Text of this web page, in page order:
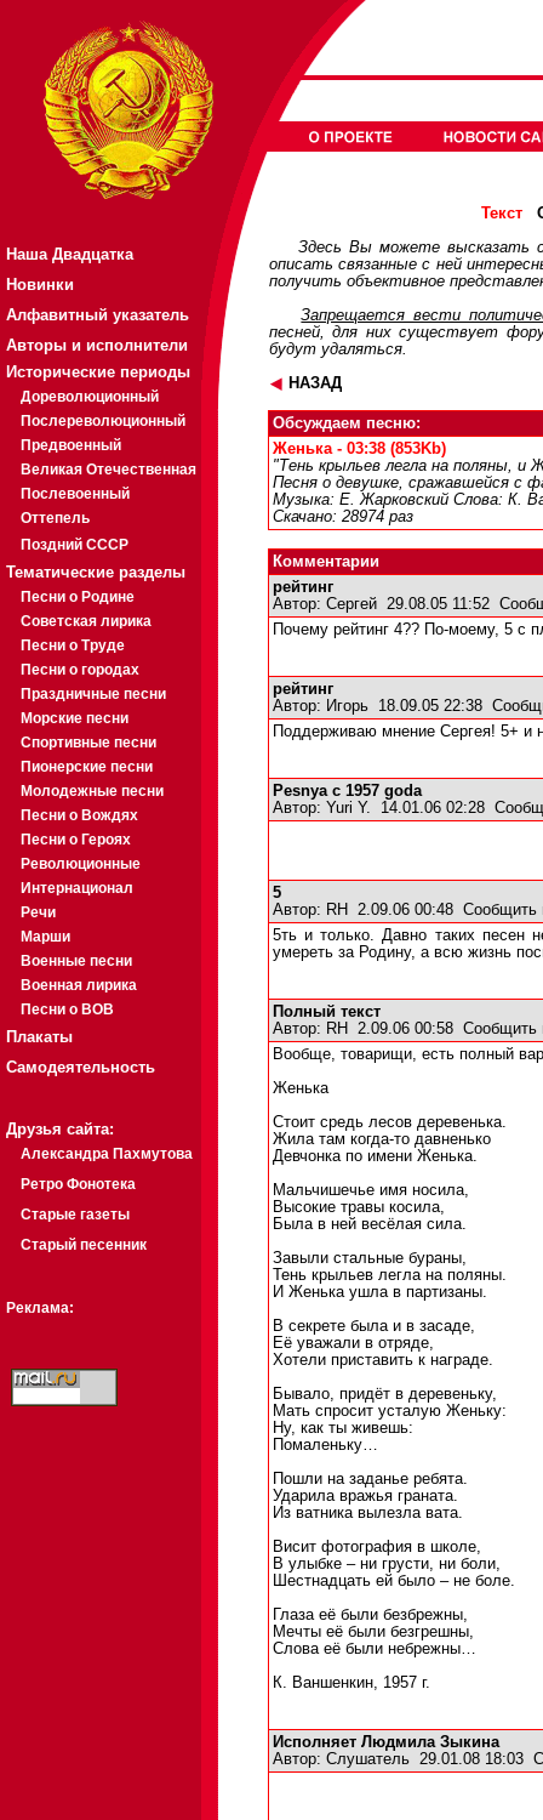
Наша Двадцатка
Новинки
Алфавитный указатель
Авторы и исполнители
Исторические периоды
Дореволюционный
Послереволюционный
Предвоенный
Великая Отечественная
Послевоенный
Оттепель
Поздний СССР
Тематические разделы
Песни о Родине
Советская лирика
Песни о Труде
Песни о городах
Праздничные песни
Морские песни
Спортивные песни
Пионерские песни
Молодежные песни
Песни о Вождях
Песни о Героях
Революционные
Интернационал
Речи
Марши
Военные песни
Военная лирика
Песни о ВОВ
Плакаты
Самодеятельность
Друзья сайта:
Александра Пахмутова
Ретро Фонотека
Старые газеты
Старый песенник
Реклама:
Текст
Здесь Вы можете высказать
описать связанные с ней
получить объективное
Запрещается вести
песней, для них существует
будут удаляться.
НАЗАД
Обсуждаем песню:
Женька - 03:38 (853Kb)
"Тень крыльев легла на поляны, и
Песня о девушке, сражавшейся с
Музыка: Е. Жарковский Слова: К.
Скачано: 28974 раз
Комментарии
рейтинг
Автор: Сергей 29.08.05 11:52
Почему рейтинг 4?? По-моему, 5 с
рейтинг
Автор: Игорь 18.09.05 22:38
Поддерживаю мнение Сергея! 5+ и
Pesnya c 1957 goda
Автор: Yuri Y. 14.01.06 02:28
5
Автор: RH 2.09.06 00:48 Сообщить
5ть и только. Давно таких песен
умереть за Родину, а всю жизнь
Полный текст
Автор: RH 2.09.06 00:58 Сообщить
Вообще, товарищи, есть полный
Женька
Стоит средь лесов деревенька.
Жила там когда-то давненько
Девчонка по имени Женька.
Мальчишечье имя носила,
Высокие травы косила,
Была в ней весёлая сила.
Завыли стальные бураны,
Тень крыльев легла на поляны.
И Женька ушла в партизаны.
В секрете была и в засаде,
Её уважали в отряде,
Хотели приставить к награде.
Бывало, придёт в деревеньку,
Мать спросит усталую Женьку:
Ну, как ты живешь:
Помаленьку…
Пошли на заданье ребята.
Ударила вражья граната.
Из ватника вылезла вата.
Висит фотография в школе,
В улыбке – ни грусти, ни боли,
Шестнадцать ей было – не боле.
Глаза её были безбрежны,
Мечты её были безгрешны,
Слова её были небрежны…
К. Ваншенкин, 1957 г.
Исполняет Людмила Зыкина
Автор: Слушатель 29.01.08 18:03